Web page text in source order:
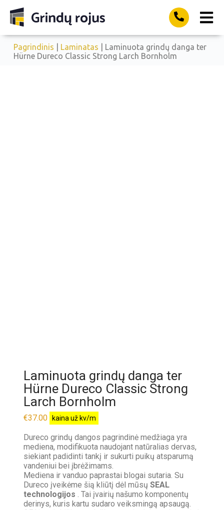
Pagrindinis Laminatas | Laminuota grindų danga ter
Hürne Dureco Classic Strong Larch Bornholm
Laminuota grindų danga ter
Hürne Dureco Classic Strong
Larch Bornholm
€37.00 kaina už kv/m
Dureco grindų dangos pagrindinė medžiaga yra
mediena, modifikuota naudojant natūralias dervas,
siekiant padidinti tankį ir sukurti puikų atsparumą
vandeniui bei įbrėžimams.
Mediena ir vanduo paprastai blogai sutaria. Su
Dureco įveikėme šią kliūtį dėl mūsų SEAL
technologijos . Tai įvairių našumo komponentų
derinys, kuris kartu sudaro veiksmingą apsaugą.